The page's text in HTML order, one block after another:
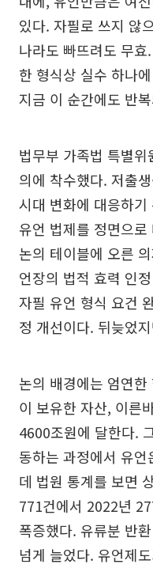
있다. 자필로 쓰지 않
나라도 빠뜨려도 무
한 형식상 실수 하나
지금 이 순간에도 반
법무부 가족법 특별
의에 착수했다. 저출
시대 변화에 대응하
유언 법제를 정면으
논의 테이블에 오른
언장의 법적 효력 인
자필 유언 형식 요건
정 개선이다. 뒤늦었
논의 배경에는 엄연
이 보유한 자산, 이른
4600조원에 달한다.
동하는 과정에서 유
데 법원 통계를 보면
771건에서 2022년
폭증했다. 유류분 반
넘게 늘었다. 유언제